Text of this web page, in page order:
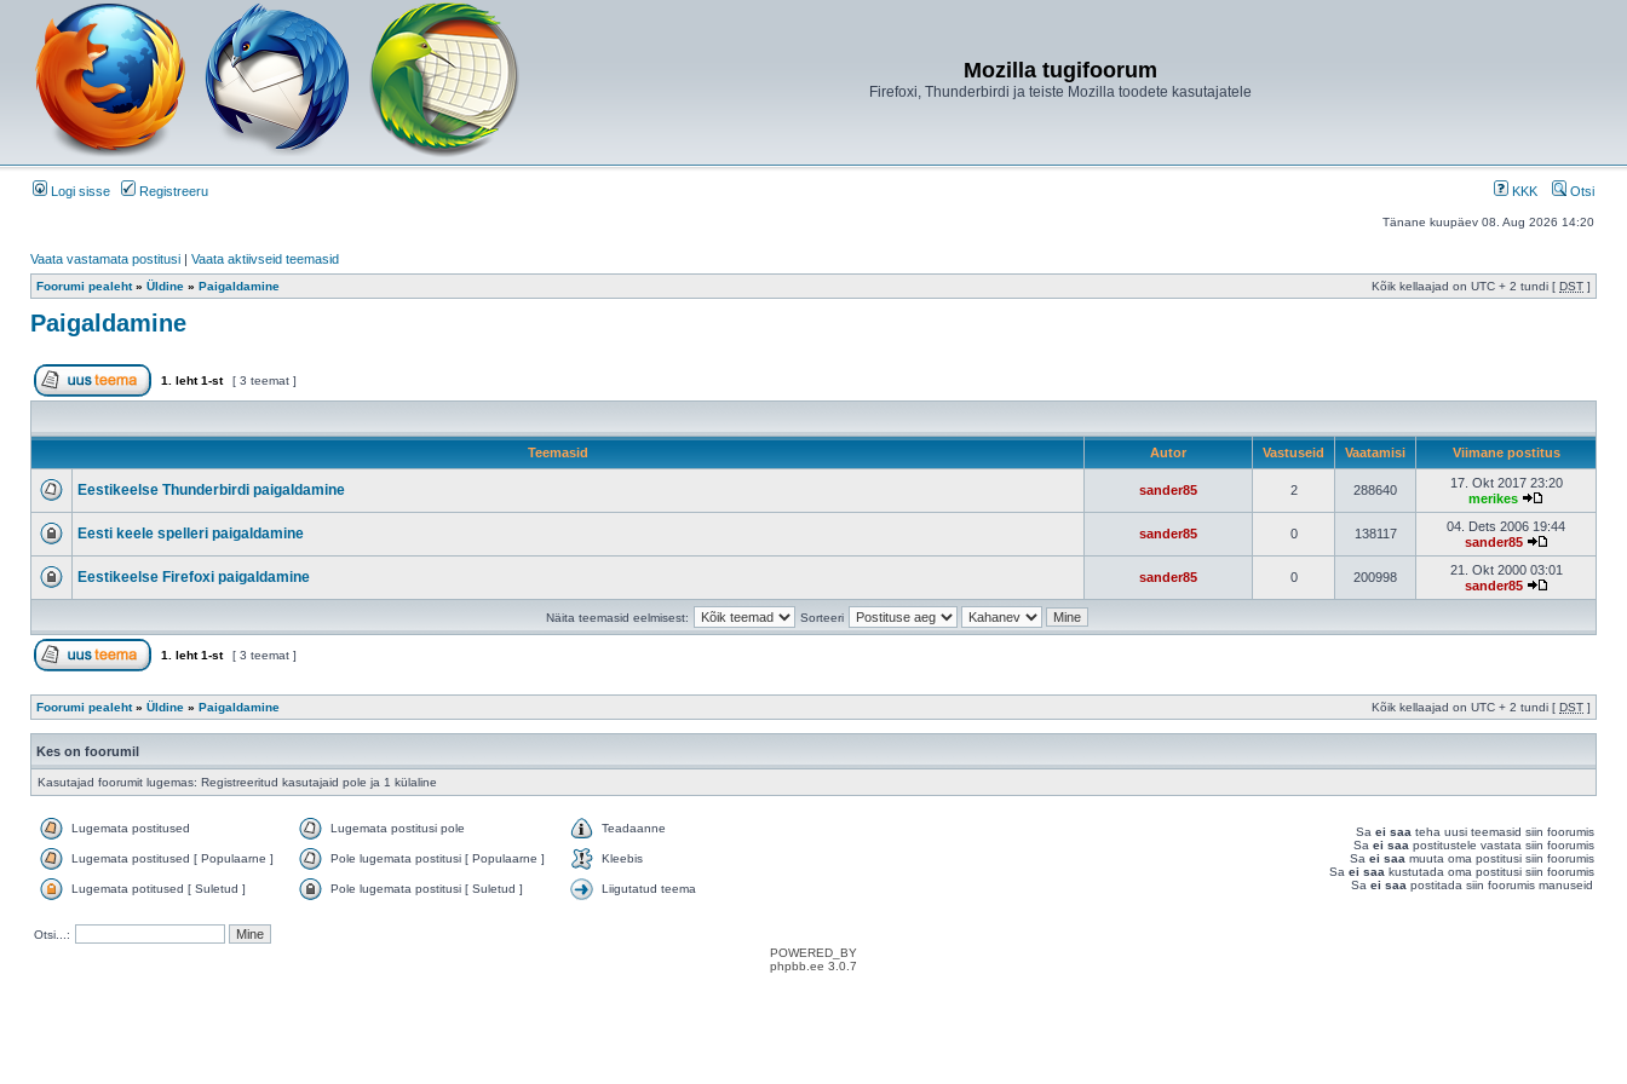
Mozilla tugifoorum
Firefoxi, Thunderbirdi ja teiste Mozilla toodete kasutajatele
Logi sisse Registreeru KKK Otsi
Tänane kuupäev 08. Aug 2026 14:20
Vaata vastamata postitusi | Vaata aktiivseid teemasid
Foorumi pealeht» Üldine » Paigaldamine Kõik kellaajad on UTC + 2 tundi [ DST ]
Paigaldamine
1 . leht1-st [ 3 teemat ]
Teemasid Autor Vastuseid Vaatamisi Viimane postitus
Eestikeelse Thunderbirdi paigaldamine sander85 2 288640
17. Okt 2017 23:20
merikes
Eesti keele spelleri paigaldamine sander85 0 138117
04. Dets 2006 19:44
sander85
Eestikeelse Firefoxi paigaldamine sander85 0 200998
21. Okt 2000 03:01
sander85
Näita teemasid eelmisest: Sorteeri
1 . leht1-st [ 3 teemat ]
Foorumi pealeht» Üldine » Paigaldamine Kõik kellaajad on UTC + 2 tundi [ DST ]
Kes on foorumil
Kasutajad foorumit lugemas: Registreeritud kasutajaid pole ja 1 külaline
Lugemata postitused Lugemata postitusi pole Teadaanne
Lugemata postitused [ Populaarne ] Pole lugemata postitusi [ Populaarne ] Kleebis
Lugemata potitused [ Suletud ] Pole lugemata postitusi [ Suletud ] Liigutatud teema
Sa ei saa teha uusi teemasid siin foorumis
Sa ei saa postitustele vastata siin foorumis
Sa ei saa muuta oma postitusi siin foorumis
Sa ei saa kustutada oma postitusi siin foorumis
Sa ei saa postitada siin foorumis manuseid
Otsi...:
POWERED_BY
phpbb.ee 3.0.7